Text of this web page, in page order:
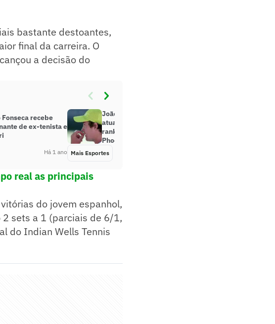
bastante destoantes,
final da carreira. O
a decisão do
recebe
de ex-tenista e
Há 1 ano
João Fonseca supera Nishikori em
atuação de gala e alcança melhor
ranking e final do Challenger de
Phoenix
Mais Esportes
real as principais
do jovem espanhol,
sets a 1 (parciais de 6/1,
do Indian Wells Tennis